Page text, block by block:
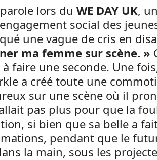
lors du WE DAY UK, un
social des
une vague de cris en
ma femme sur scène. »
à faire une seconde. Une
a créé toute une
sur une scène où il
pas plus pour que la
si bien que sa belle a
pendant que le
la main, sous les